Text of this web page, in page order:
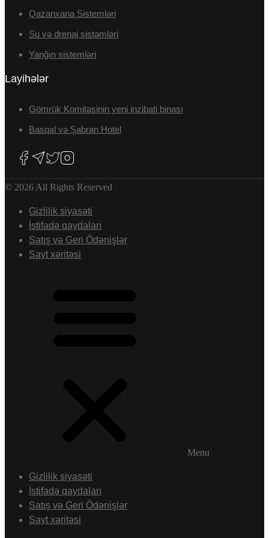
Qazanxana Sistemləri
Su və drenaj sistəmləri
Yanğın sistemləri
Layihələr
Gömrük Komitəsinin yeni inzibati binası
Basqal və Şabran Hotel
© 2026 All Rights Reserved
Gizlilik siyasəti
İstifadə qaydaları
Satış və Geri Ödənişlər
Sayt xəritəsi
Menu
Gizlilik siyasəti
İstifadə qaydaları
Satış və Geri Ödənişlər
Sayt xəritəsi